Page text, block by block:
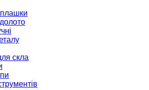
плашки
скла